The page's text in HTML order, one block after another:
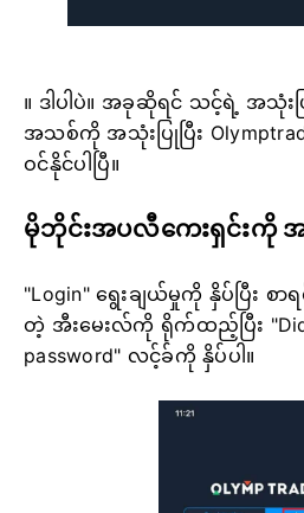
။ ဒါပါပဲ။ အခုဆိုရင် သင့်ရဲ့ အသုံ
အသစ်ကို အသုံးပြုပြီး
ဝင်နိုင်ပါပြီ။
မိုဘိုင်းအပလီကေးရှင်းကို
"Login" ရွေးချယ်မှုကို နှိပ်ပြီး စ
တဲ့ အီးမေးလ်ကို ရိုက်ထည့်ပြီး "Did
password" လင့်ခ်ကို နှိပ်ပါ။